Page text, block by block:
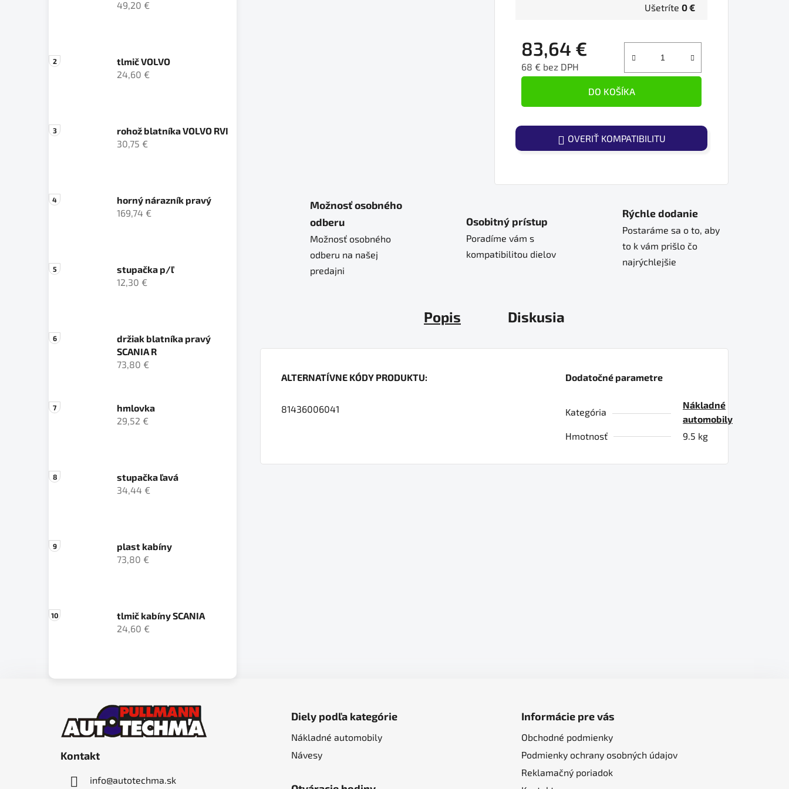
49,20 €
tlmič VOLVO
24,60 €
rohož blatníka VOLVO RVI
30,75 €
horný nárazník pravý
169,74 €
stupačka p/ľ
12,30 €
držiak blatníka pravý
SCANIA R
73,80 €
hmlovka
29,52 €
stupačka ľavá
34,44 €
plast kabíny
73,80 €
tlmič kabíny SCANIA
24,60 €
Ušetríte 0 €
83,64 €
68 € bez DPH
DO KOŠÍKA
OVERIŤ KOMPATIBILITU
Možnosť osobného
odberu
Možnosť osobného
odberu na našej
predajni
Osobitný prístup
Poradíme vám s
kompatibilitou dielov
Rýchle dodanie
Postaráme sa o to, aby
to k vám prišlo čo
najrýchlejšie
Popis Diskusia
ALTERNATÍVNE KÓDY PRODUKTU:
81436006041
Dodatočné parametre
Kategória
Nákladné
automobily
Hmotnosť
9.5 kg
Kontakt
info@autotechma.sk
Diely podľa kategórie
Nákladné automobily
Návesy
Informácie pre vás
Obchodné podmienky
Podmienky ochrany osobných údajov
Reklamačný poriadok